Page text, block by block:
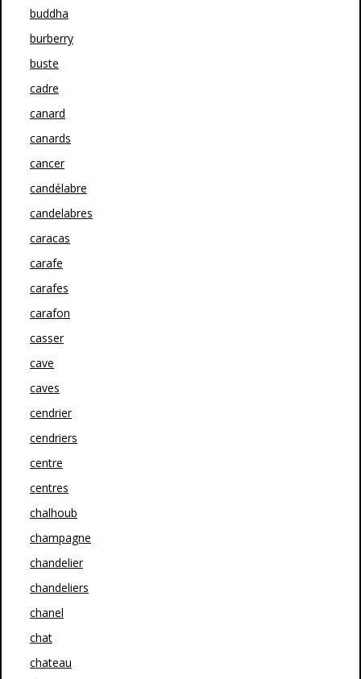
buddha
burberry
buste
cadre
canard
canards
cancer
candélabre
candelabres
caracas
carafe
carafes
carafon
casser
cave
caves
cendrier
cendriers
centre
centres
chalhoub
champagne
chandelier
chandeliers
chanel
chat
chateau